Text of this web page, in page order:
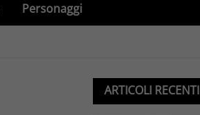
Personaggi
ARTICOLI RECENTI